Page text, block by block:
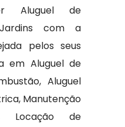
Aluguel de
com a
pelos seus
em Aluguel de
Aluguel
Manutenção
Locação de